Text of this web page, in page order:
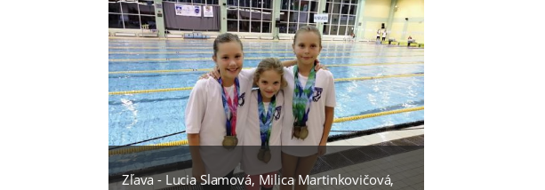
Zľava - Lucia Slamová, Milica Martinkovičová,